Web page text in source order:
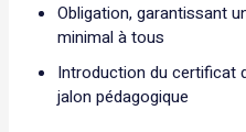
Obligation, garantissant
minimal à tous
Introduction du certificat
jalon pédagogique